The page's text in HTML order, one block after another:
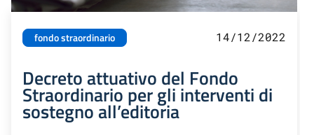
fondo straordinario 14/12/2022
Decreto attuativo del Fondo
Straordinario per gli interventi di
sostegno all’editoria